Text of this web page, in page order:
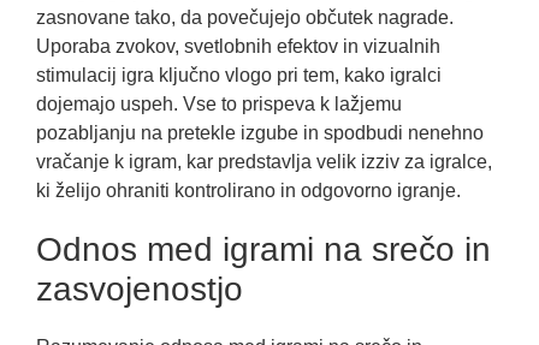
zasnovane tako, da povečujejo občutek nagrade.
Uporaba zvokov, svetlobnih efektov in vizualnih
stimulacij igra ključno vlogo pri tem, kako igralci
dojemajo uspeh. Vse to prispeva k lažjemu
pozabljanju na pretekle izgube in spodbudi nenehno
vračanje k igram, kar predstavlja velik izziv za igralce,
ki želijo ohraniti kontrolirano in odgovorno igranje.
Odnos med igrami na srečo in
zasvojenostjo